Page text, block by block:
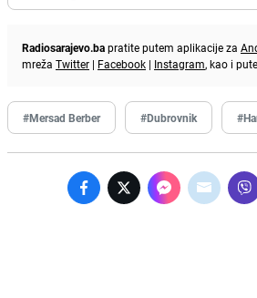
Radiosarajevo.bapratite putem aplikacije za
mreža Twitter | Facebook | Instagram, kao i
#Mersad Berber #Dubrovnik